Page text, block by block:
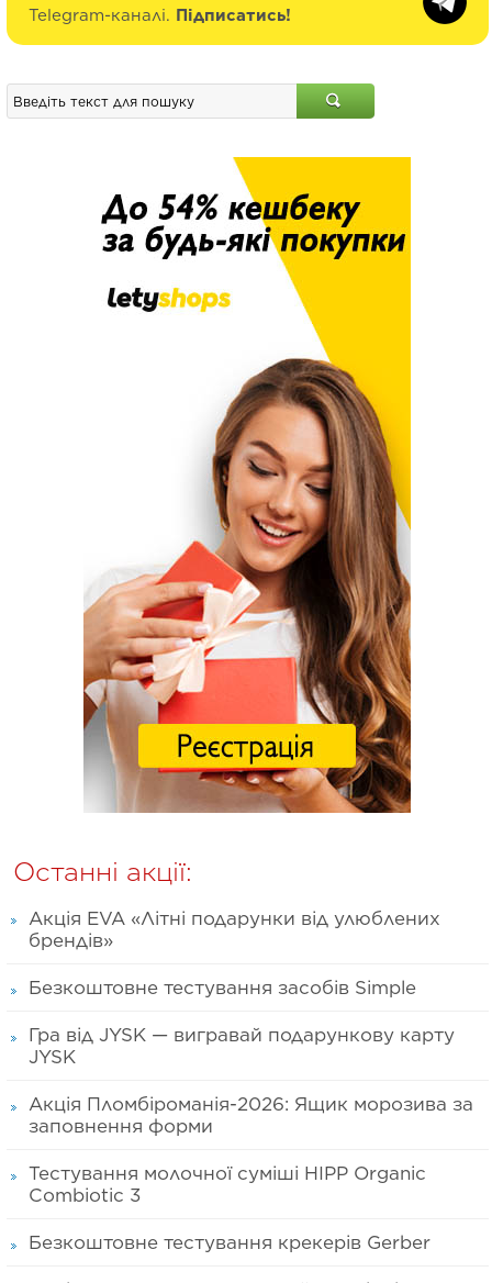
Telegram-каналі. Підписатись!
Останні акції:
Акція EVA «Літні подарунки від улюблених
брендів»
Безкоштовне тестування засобів Simple
Гра від JYSK — вигравай подарункову карту
JYSK
Акція Пломбіроманія-2026: Ящик морозива за
заповнення форми
Тестування молочної суміші HIPP Organic
Combiotic 3
Безкоштовне тестування крекерів Gerber